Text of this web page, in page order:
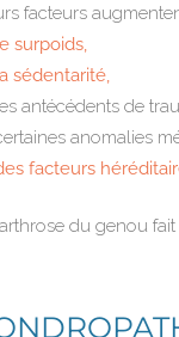
facteurs
surpoids,
sédentarité,
antécédents de
anomalies
facteurs
du genou fait